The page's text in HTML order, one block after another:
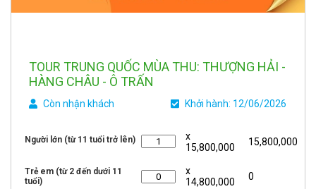
TOUR TRUNG QUỐC MÙA THU: THƯỢNG HẢI -
HÀNG CHÂU - Ô TRẤN
Còn nhận khách Khởi hành: 12/06/2026
Người lớn (từ 11 tuổi trở lên)
x
15,800,000
15,800,000
Trẻ em (từ 2 đến dưới 11
tuổi)
x
14,800,000
0